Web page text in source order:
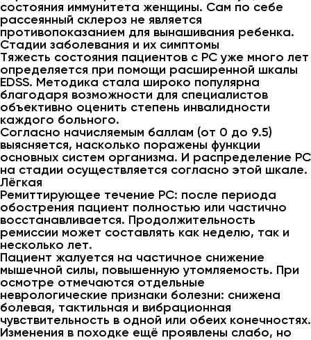
состояния иммунитета женщины. Сам по себе
рассеянный склероз не является
противопоказанием для вынашивания ребенка.
Стадии заболевания и их симптомы
Тяжесть состояния пациентов с РС уже много лет
определяется при помощи расширенной шкалы
EDSS. Методика стала широко популярна
благодаря возможности для специалистов
объективно оценить степень инвалидности
каждого больного.
Согласно начисляемым баллам (от 0 до 9.5)
выясняется, насколько поражены функции
основных систем организма. И распределение РС
на стадии осуществляется согласно этой шкале.
Лёгкая
Ремиттирующее течение РС: после периода
обострения пациент полностью или частично
восстанавливается. Продолжительность
ремиссии может составлять как неделю, так и
несколько лет.
Пациент жалуется на частичное снижение
мышечной силы, повышенную утомляемость. При
осмотре отмечаются отдельные
неврологические признаки болезни: снижена
болевая, тактильная и вибрационная
чувствительность в одной или обеих конечностях.
Изменения в походке ещё проявлены слабо, но